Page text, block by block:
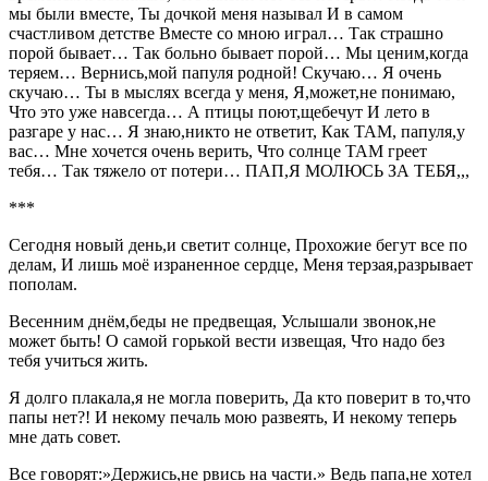
мы были вместе, Ты дочкой меня называл И в самом
счастливом детстве Вместе со мною играл… Так страшно
порой бывает… Так больно бывает порой… Мы ценим,когда
теряем… Вернись,мой папуля родной! Скучаю… Я очень
скучаю… Ты в мыслях всегда у меня, Я,может,не понимаю,
Что это уже навсегда… А птицы поют,щебечут И лето в
разгаре у нас… Я знаю,никто не ответит, Как ТАМ, папуля,у
вас… Мне хочется очень верить, Что солнце ТАМ греет
тебя… Так тяжело от потери… ПАП,Я МОЛЮСЬ ЗА ТЕБЯ,,,
***
Сегодня новый день,и светит солнце, Прохожие бегут все по
делам, И лишь моё израненное сердце, Меня терзая,разрывает
пополам.
Весенним днём,беды не предвещая, Услышали звонок,не
может быть! О самой горькой вести извещая, Что надо без
тебя учиться жить.
Я долго плакала,я не могла поверить, Да кто поверит в то,что
папы нет?! И некому печаль мою развеять, И некому теперь
мне дать совет.
Все говорят:»Держись,не рвись на части.» Ведь папа,не хотел